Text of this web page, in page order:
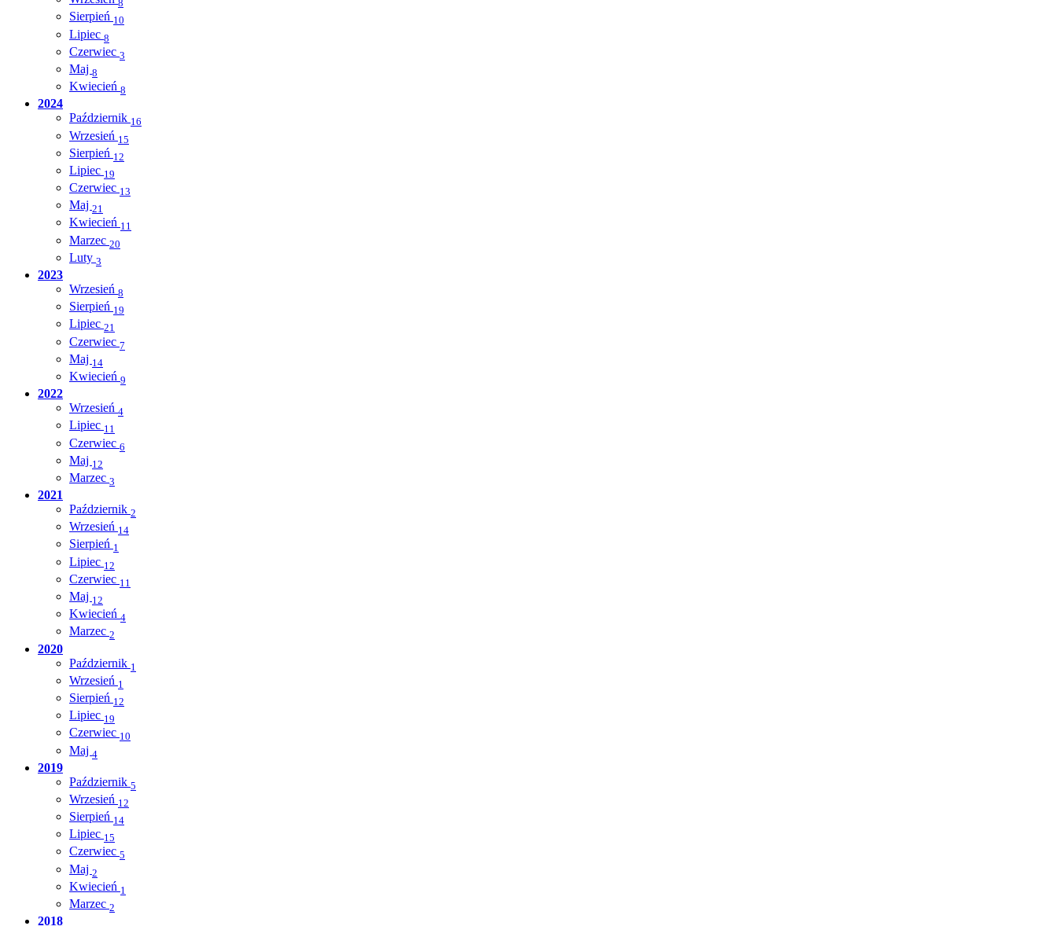
8
Sierpień 10
Lipiec 8
Czerwiec 3
Maj 8
Kwiecień 8
2024
Październik 16
Wrzesień 15
Sierpień 12
Lipiec 19
Czerwiec 13
Maj 21
Kwiecień 11
Marzec 20
Luty 3
2023
Wrzesień 8
Sierpień 19
Lipiec 21
Czerwiec 7
Maj 14
Kwiecień 9
2022
Wrzesień 4
Lipiec 11
Czerwiec 6
Maj 12
Marzec 3
2021
Październik 2
Wrzesień 14
Sierpień 1
Lipiec 12
Czerwiec 11
Maj 12
Kwiecień 4
Marzec 2
2020
Październik 1
Wrzesień 1
Sierpień 12
Lipiec 19
Czerwiec 10
Maj 4
2019
Październik 5
Wrzesień 12
Sierpień 14
Lipiec 15
Czerwiec 5
Maj 2
Kwiecień 1
Marzec 2
2018